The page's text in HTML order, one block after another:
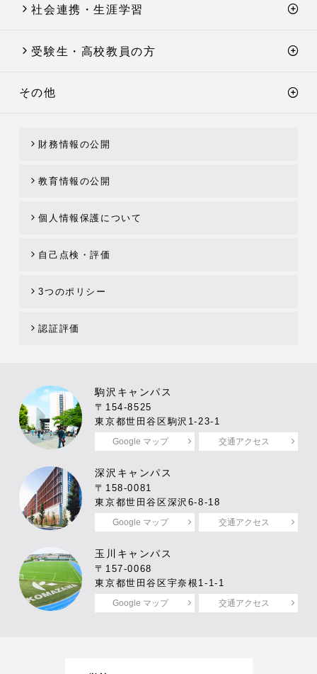
社会連携・生涯学習
受験生・高校教員の方
その他
財務情報の公開
教育情報の公開
個人情報保護について
自己点検・評価
3つのポリシー
認証評価
駒沢キャンパス
〒154-8525
東京都世田谷区駒沢1-23-1
Google マップ 交通アクセス
深沢キャンパス
〒158-0081
東京都世田谷区深沢6-8-18
Google マップ 交通アクセス
玉川キャンパス
〒157-0068
東京都世田谷区宇奈根1-1-1
Google マップ 交通アクセス